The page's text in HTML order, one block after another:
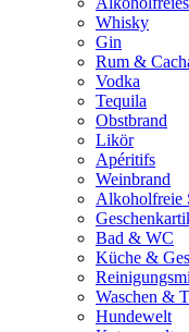
Whisky
Gin
Rum &
Vodka
Tequila
Obstbrand
Likör
Apéritifs
Weinbrand
Alkoholfreie
Bad & WC
Küche &
Waschen &
Hundewelt